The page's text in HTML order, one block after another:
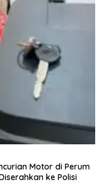
Motor di Perum
ke Polisi